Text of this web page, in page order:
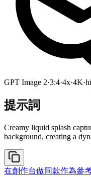
GPT Image 2·3:4·4x·4K·
提示詞
Creamy liquid splash
background, creating a
在創作台做同款作為參